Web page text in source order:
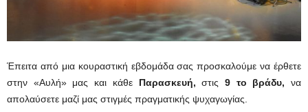
Έπειτα από μια κουραστική εβδομάδα σας προσκαλούμε να έρθετε
στην «Αυλή» μας και κάθε Παρασκευή, στις 9 το βράδυ,να
απολαύσετε μαζί μας στιγμές πραγματικής ψυχαγωγίας.